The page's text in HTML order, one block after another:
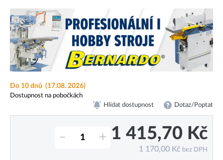
Do 10 dnů (17.08. 2026)
Dostupnost na pobočkách
Hlídat dostupnost Dotaz/Poptat
– + 1 415,70 Kč
1 170,00 Kč bez DPH